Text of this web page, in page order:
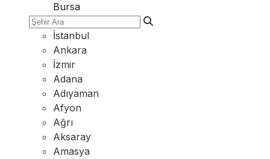
Bursa
İstanbul
Ankara
İzmir
Adana
Adıyaman
Afyon
Ağrı
Aksaray
Amasya